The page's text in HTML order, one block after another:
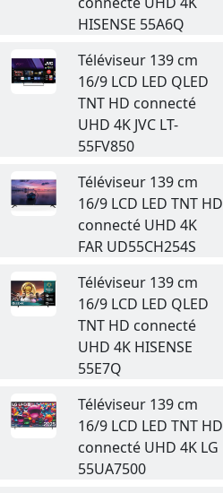
HISENSE 55A6Q
Téléviseur 139 cm
16/9 LCD LED QLED
TNT HD connecté
UHD 4K JVC LT-
55FV850
Téléviseur 139 cm
16/9 LCD LED TNT HD
connecté UHD 4K
FAR UD55CH254S
Téléviseur 139 cm
16/9 LCD LED QLED
TNT HD connecté
UHD 4K HISENSE
55E7Q
Téléviseur 139 cm
16/9 LCD LED TNT HD
connecté UHD 4K LG
55UA7500